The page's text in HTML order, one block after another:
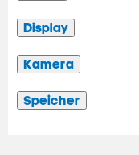
Display
Kamera
Speicher